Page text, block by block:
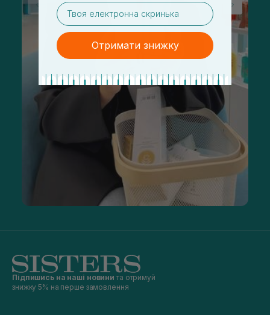
Підпишись на наші новини та отримуй
знижку 5% на перше замовлення
email
Отримати знижку